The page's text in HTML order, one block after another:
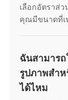
เลือกอัตราส่
คุณมีขนาดที่เ
ฉันสามารถ
รูปภาพสำ
ได้ไหม